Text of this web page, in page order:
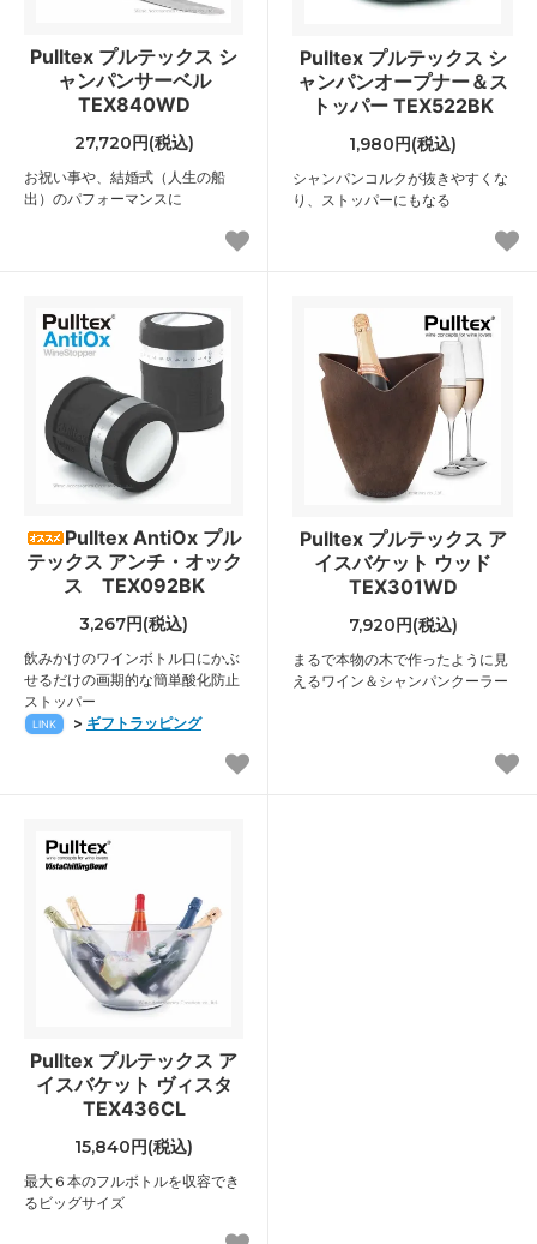
Pulltex プルテックス シ
ャンパンサーベル
TEX840WD
27,720円(税込)
お祝い事や、結婚式（人生の船
出）のパフォーマンスに
Pulltex プルテックス シ
ャンパンオープナー＆ス
トッパー TEX522BK
1,980円(税込)
シャンパンコルクが抜きやすくな
り、ストッパーにもなる
Pulltex AntiOx プル
テックス アンチ・オック
ス TEX092BK
3,267円(税込)
飲みかけのワインボトル口にかぶ
せるだけの画期的な簡単酸化防止
ストッパー
LINK > ギフトラッピング
Pulltex プルテックス ア
イスバケット ウッド
TEX301WD
7,920円(税込)
まるで本物の木で作ったように見
えるワイン＆シャンパンクーラー
Pulltex プルテックス ア
イスバケット ヴィスタ
TEX436CL
15,840円(税込)
最大６本のフルボトルを収容でき
るビッグサイズ